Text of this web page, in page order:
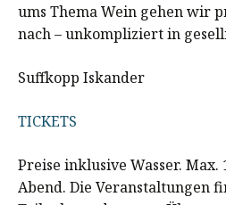
ums Thema Wein gehen wir
nach – unkompliziert in
Suffkopp Iskander
TICKETS
Preise inklusive Wasser.
Abend. Die Veranstaltungen